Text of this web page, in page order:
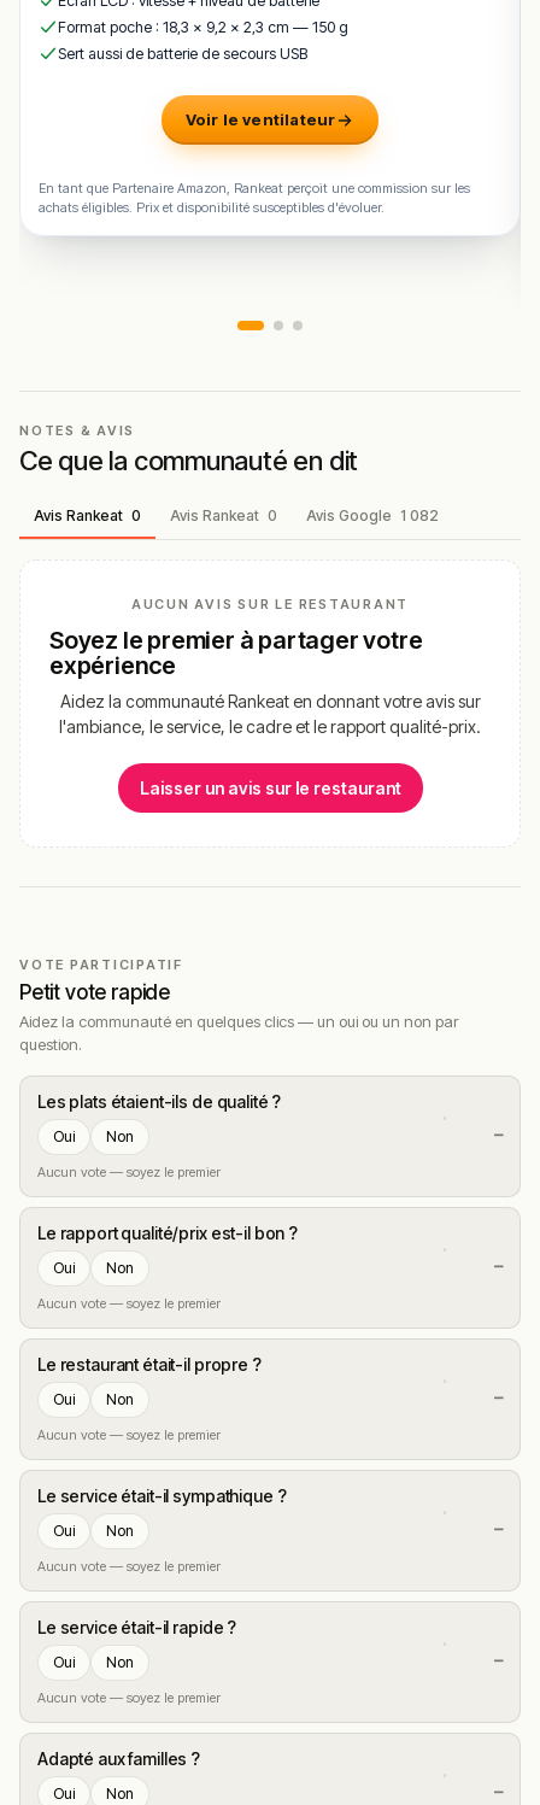
établissement
Format poche : 18,3 × 9,2 × 2,3 cm — 150 g
Sert aussi de batterie de secours USB
Voir le ventilateur
En tant que Partenaire Amazon, Rankeat perçoit une commission sur les
achats éligibles. Prix et disponibilité susceptibles d'évoluer.
NOTES & AVIS
Ce que la communauté en dit
Avis Rankeat 0 Avis Rankeat 0 Avis Google 1 082
AUCUN AVIS SUR LE RESTAURANT
Soyez le premier à partager votre
expérience
Aidez la communauté Rankeat en donnant votre avis sur
l'ambiance, le service, le cadre et le rapport qualité-prix.
Laisser un avis sur le restaurant
VOTE PARTICIPATIF
Petit vote rapide
Aidez la communauté en quelques clics — un oui ou un non par
question.
Les plats étaient-ils de qualité ?
Oui Non
Aucun vote — soyez le premier
—
Le rapport qualité/prix est-il bon ?
Oui Non
Aucun vote — soyez le premier
—
Le restaurant était-il propre ?
Oui Non
Aucun vote — soyez le premier
—
Le service était-il sympathique ?
Oui Non
Aucun vote — soyez le premier
—
Le service était-il rapide ?
Oui Non
Aucun vote — soyez le premier
—
Adapté aux familles ?
Oui Non —